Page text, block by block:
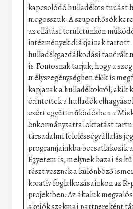
kapcsolódó hulladékos tudást
megosszuk. A szuperhősök
az ellátási területünkön
intézmények diákjainak tartott
hulladékgazdálkodási tanórák
is.Fontosnak tarjuk, hogy a
mélyszegénységben élők is
kapjanak a hulladékokról, akik
érintettek a hulladék
ezért együttműködésben a
önkormányzattal oktatást
társadalmi felelősségvállalás
programjainkba becsatlakozik
Egyetem is, melynek hazai és
részt vesznek a különböző
kreatív foglalkozásainkon az R-
projektben. Az általuk
akciók szakmai partnereként